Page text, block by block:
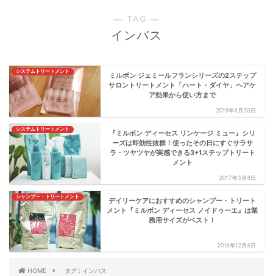
― TAG ―
インバス
システムトリートメント
ミルボン ジェミールフランシリーズの2ステップ
サロントリートメント「ハート・ダイヤ」ヘアケ
ア効果から使い方まで
2019年6月30日
システムトリートメント
『ミルボン ディーセス リンケージ ミュー』シリ
ーズは即効性抜群！使ったその日にすぐサラサ
ラ・ツヤツヤが実感できる3+1ステップトリート
メント
2017年3月8日
シャンプー・トリートメント
デイリーケアにおすすめのシャンプー・トリート
メント『ミルボン ディーセス ノイドゥーエ』は業
務用サイズがベスト！
2016年12月6日
HOME タグ : インバス